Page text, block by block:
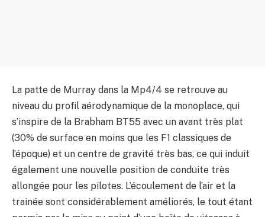
La patte de Murray dans la Mp4/4 se retrouve au
niveau du profil aérodynamique de la monoplace, qui
s’inspire de la Brabham BT55 avec un avant très plat
(30% de surface en moins que les F1 classiques de
l’époque) et un centre de gravité très bas, ce qui induit
également une nouvelle position de conduite très
allongée pour les pilotes. L’écoulement de l’air et la
trainée sont considérablement améliorés, le tout étant